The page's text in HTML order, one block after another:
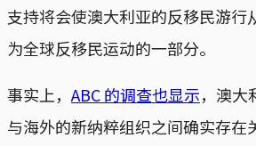
支持将会使澳大利亚的反移民游行
为全球反移民运动的一部分。
事实上，ABC 的调查也显示，澳大
与海外的新纳粹组织之间确实存在